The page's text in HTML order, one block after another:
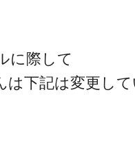
に際して
は下記は変更し